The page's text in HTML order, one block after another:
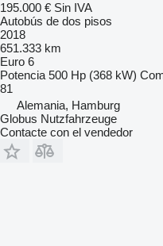
195.000 € Sin IVA
Autobús de dos pisos
2018
651.333 km
Euro 6
Potencia 500 Hp (368 kW)
81
Alemania, Hamburg
Globus Nutzfahrzeuge
Contacte con el vendedor